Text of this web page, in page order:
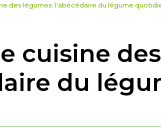
des légumes: l'abécédaire du légume
cuisine
du